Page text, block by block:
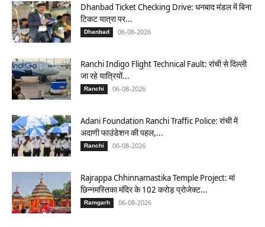
Dhanbad Ticket Checking Drive: धनबाद मंडल में बिना
टिकट यात्रा पर...
Dhanbad 06-08-2026
Ranchi Indigo Flight Technical Fault: रांची से दिल्ली
जा रहे यात्रियों...
Ranchi 06-08-2026
Adani Foundation Ranchi Traffic Police: रांची में
अदाणी फाउंडेशन की पहल,...
Ranchi 06-08-2026
Rajrappa Chhinnamastika Temple Project: मां
छिन्नमस्तिका मंदिर के 102 करोड़ प्रोजेक्ट...
Ramgarh 06-08-2026